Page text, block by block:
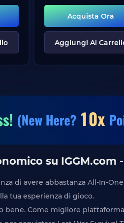
Acquista Ora
Aggiungi Al
su
di avere abbastanza All-In-
tua esperienza di gioco.
bene. Come migliore